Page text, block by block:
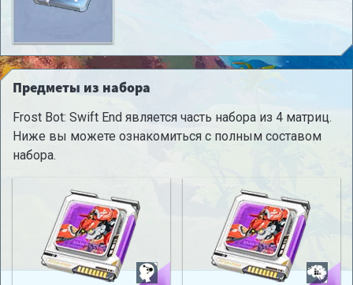
Предметы из набора
Frost Bot: Swift End является часть набора из 4 матриц.
Ниже вы можете ознакомиться с полным составом
набора.